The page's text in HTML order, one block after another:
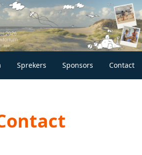
Sprekers Sponsors Contact